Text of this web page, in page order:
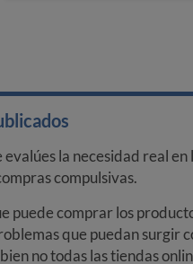
la necesidad real
compulsivas.
puede comprar los
que puedan surgir
no todas las tiendas